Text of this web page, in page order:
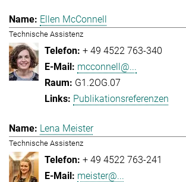
Ellen McConnell
Technische Assistenz
+ 49 4522 763-340
mcconnell@...
G1.2OG.07
Publikationsreferenzen
Lena Meister
Technische Assistenz
+ 49 4522 763-241
meister@...